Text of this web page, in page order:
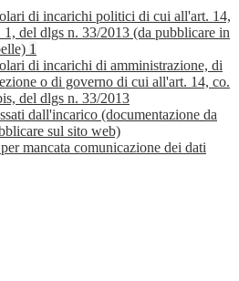
di incarichi politici di cui all'art. 14,
1, del dlgs n. 33/2013 (da pubblicare in
1
di incarichi di amministrazione, di
o di governo di cui all'art. 14, co.
del dlgs n. 33/2013
dall'incarico (documentazione da
sul sito web)
mancata comunicazione dei dati